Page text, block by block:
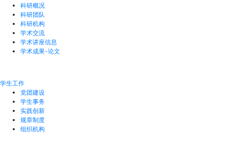
科研概况
科研团队
科研机构
学术交流
学术讲座信息
学术成果-论文
学生工作
党团建设
学生事务
实践创新
规章制度
组织机构